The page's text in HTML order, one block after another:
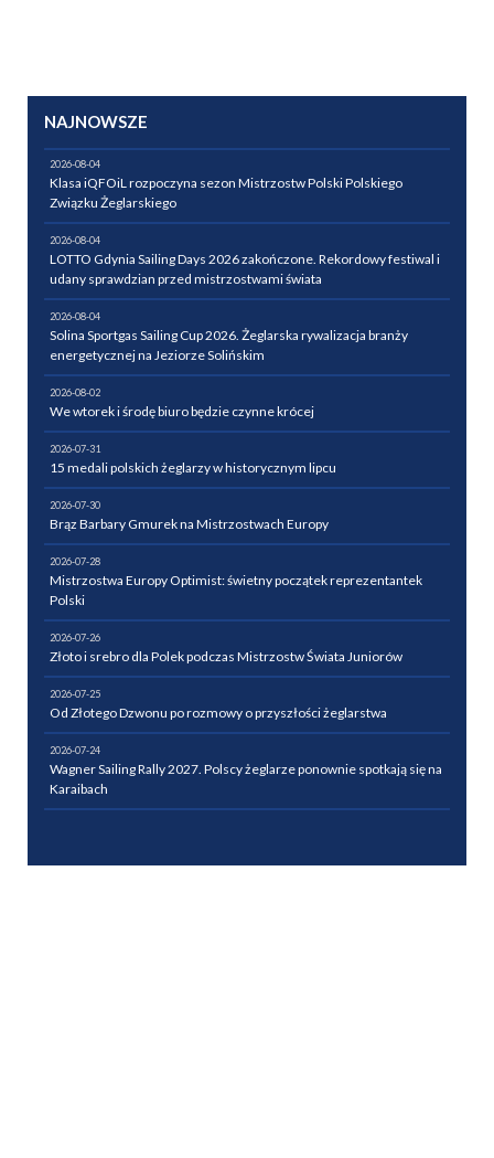
NAJNOWSZE
2026-08-04
Klasa iQFOiL rozpoczyna sezon Mistrzostw Polski Polskiego
Związku Żeglarskiego
2026-08-04
LOTTO Gdynia Sailing Days 2026 zakończone. Rekordowy festiwal i
udany sprawdzian przed mistrzostwami świata
2026-08-04
Solina Sportgas Sailing Cup 2026. Żeglarska rywalizacja branży
energetycznej na Jeziorze Solińskim
2026-08-02
We wtorek i środę biuro będzie czynne krócej
2026-07-31
15 medali polskich żeglarzy w historycznym lipcu
2026-07-30
Brąz Barbary Gmurek na Mistrzostwach Europy
2026-07-28
Mistrzostwa Europy Optimist: świetny początek reprezentantek
Polski
2026-07-26
Złoto i srebro dla Polek podczas Mistrzostw Świata Juniorów
2026-07-25
Od Złotego Dzwonu po rozmowy o przyszłości żeglarstwa
2026-07-24
Wagner Sailing Rally 2027. Polscy żeglarze ponownie spotkają się na
Karaibach